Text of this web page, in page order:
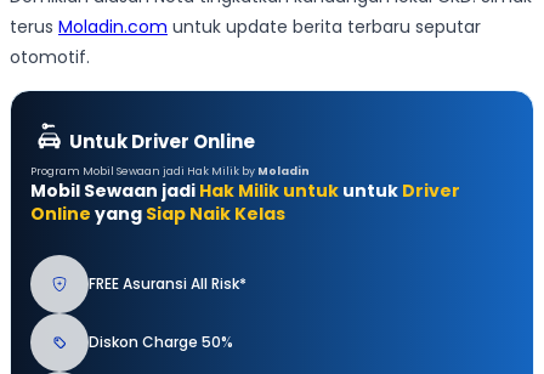
terus Moladin.com untuk update berita terbaru seputar
otomotif.
Untuk Driver Online
Program Mobil Sewaan jadi Hak Milik by Moladin
Mobil Sewaan jadi Hak Milik untuk untuk Driver
Online yang Siap Naik Kelas
FREE Asuransi All Risk*
Diskon Charge 50%